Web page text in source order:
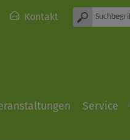
Kontakt
Service